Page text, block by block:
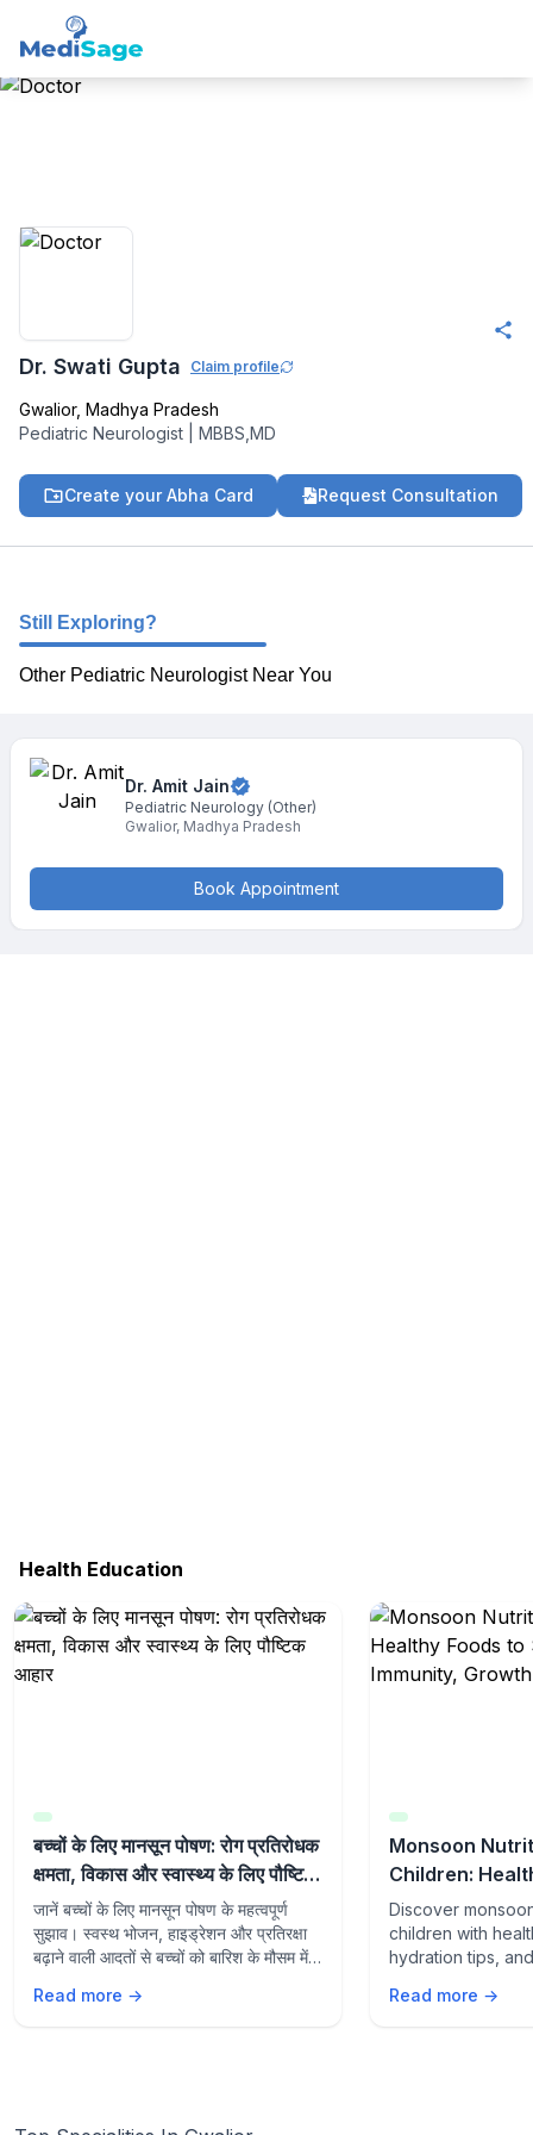
Dr. Swati Gupta Claim profile
Gwalior, Madhya Pradesh
Pediatric Neurologist
MBBS,MD
Create your Abha Card Request Consultation
Still Exploring?
Other Pediatric Neurologist Near You
Dr. Amit Jain
Pediatric Neurology (Other)
Gwalior, Madhya Pradesh
Book Appointment
Health Education
बच्चों के लिए मानसून पोषण: रोग प्रतिरोधक
क्षमता, विकास और स्वास्थ्य के लिए पौष्टिक
आहार
जानें बच्चों के लिए मानसून पोषण के महत्वपूर्ण
सुझाव। स्वस्थ भोजन, हाइड्रेशन और प्रतिरक्षा
बढ़ाने वाली आदतों से बच्चों को बारिश के मौसम में
Read more →
Monsoon
Children:
Support
Wellness
Discover
children with
hydration tips,
growth,
Read more →